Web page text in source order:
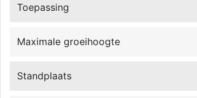
Toepassing
Maximale groeihoogte
Standplaats